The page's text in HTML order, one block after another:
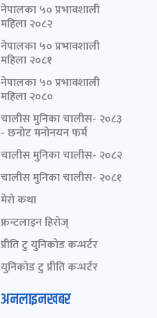
नेपालका ५० प्रभावशाली
महिला २०८२
नेपालका ५० प्रभावशाली
महिला २०८१
नेपालका ५० प्रभावशाली
महिला २०८०
चालीस मुनिका चालीस- २०८३
- छनोट मनोनयन फर्म
चालीस मुनिका चालीस- २०८२
चालीस मुनिका चालीस- २०८१
मेरो कथा
फ्रन्टलाइन हिरोज्
प्रीति टु युनिकोड कन्भर्टर
युनिकोड टु प्रीति कन्भर्टर
अनलाइनखबर